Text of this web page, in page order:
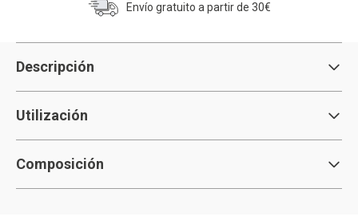
Envío gratuito a partir de 30€
Descripción
Utilización
Composición